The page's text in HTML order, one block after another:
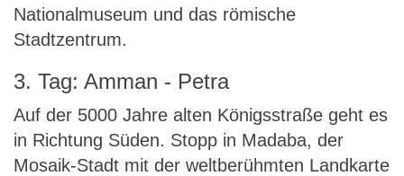
Nationalmuseum und das römische
Stadtzentrum.
3. Tag: Amman - Petra
Auf der 5000 Jahre alten Königsstraße geht es
in Richtung Süden. Stopp in Madaba, der
Mosaik-Stadt mit der weltberühmten Landkarte